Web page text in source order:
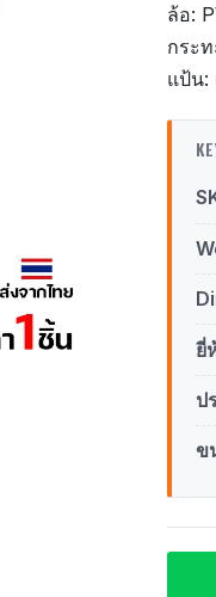
ล้อ:
กระ
แป้น:
ยี่
ป
ข